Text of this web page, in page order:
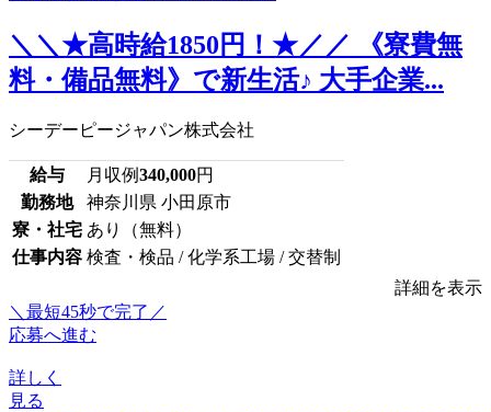
＼＼★高時給1850円！★／／ 《寮費無
料・備品無料》で新生活♪ 大手企業...
シーデーピージャパン株式会社
給与 月収例340,000円
勤務地
神奈川県 小田原市
寮・社宅 あり（無料）
仕事内容 検査・検品 / 化学系工場 / 交替制
詳細を表示
＼最短45秒で完了／
応募へ進む
詳しく
見る